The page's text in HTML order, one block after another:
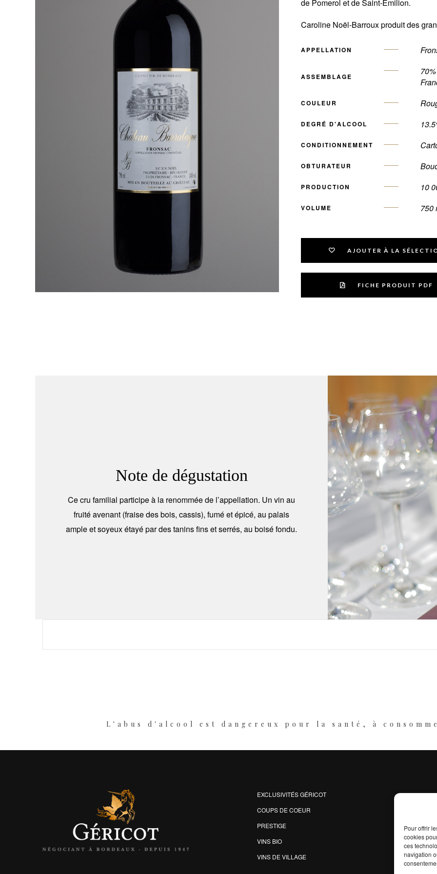
Pour offrir
cookies
ces
navigation
de Pomerol et de Saint-Emilion.
Caroline Noël-Barroux produit des
APPELLATION
ASSEMBLAGE
COULEUR
DEGRÉ D'ALCOOL
CONDITIONNEMENT
OBTURATEUR
PRODUCTION 10
VOLUME 750
AJOUTER À LA
FICHE PRODUIT PDF
Note de dégustation
Ce cru familial participe à la renommée de l’appellation. Un vin au
fruité avenant (fraise des bois, cassis), fumé et épicé, au palais
ample et soyeux étayé par des tanins fins et serrés, au boisé fondu.
L'abus d'alcool est dangereux pour la santé, à
EXCLUSIVITÉS GÉRICOT
COUPS DE COEUR
PRESTIGE
VINS BIO
VINS DE VILLAGE